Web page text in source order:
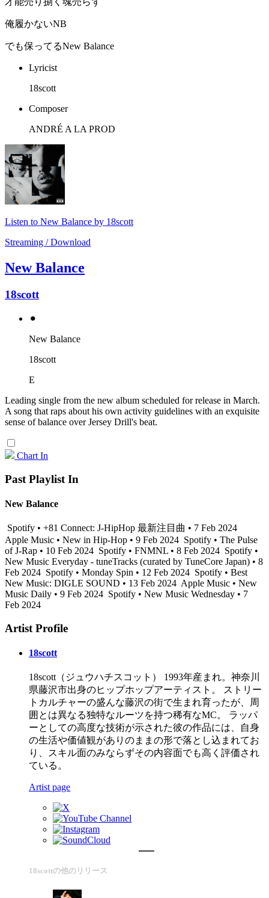
俺履かないNB
でも保ってるNew Balance
Lyricist
18scott
Composer
ANDRÉ A LA PROD
Listen to New Balance by 18scott
Streaming / Download
New Balance
18scott
⚫︎
New Balance
18scott
E
Leading single from the new album scheduled for release in March.
A song that raps about his own activity guidelines with an exquisite
sense of balance over Jersey Drill's beat.
Chart In
Past Playlist In
New Balance
Spotify • +81 Connect: J-HipHop 最新注目曲 • 7 Feb 2024
Apple Music • New in Hip-Hop • 9 Feb 2024 Spotify • The Pulse
of J-Rap • 10 Feb 2024 Spotify • FNMNL • 8 Feb 2024 Spotify •
New Music Everyday - tuneTracks (curated by TuneCore Japan) • 8
Feb 2024 Spotify • Monday Spin • 12 Feb 2024 Spotify • Best
New Music: DIGLE SOUND • 13 Feb 2024 Apple Music • New
Music Daily • 9 Feb 2024 Spotify • New Music Wednesday • 7
Feb 2024
Artist Profile
18scott
18scott（ジュウハチスコット） 1993年産まれ。神奈川
県藤沢市出身のヒップホップアーティスト。 ストリー
トカルチャーの盛んな藤沢の街で生まれ育ったが、周
囲とは異なる独特なルーツを持つ稀有なMC。 ラッパ
ーとしての高度な技術が示された彼の作品には、自身
の生活や価値観がありのままの形で落とし込まれてお
り、スキル面のみならずその内容面でも高く評価され
ている。
Artist page
18scottの他のリリース